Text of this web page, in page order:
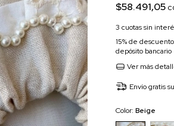
$58.491,05
3 cuotas sin
15% de descuento
depósito bancario
Ver más
Envío gratis
Color: Beige